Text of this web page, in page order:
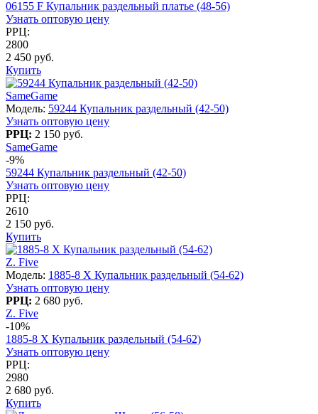
06155 F Купальник раздельный платье (48-56)
Узнать оптовую цену
РРЦ:
2800
2 450 руб.
Купить
SameGame
Модель: 59244 Купальник раздельный (42-50)
Узнать оптовую цену
РРЦ: 2 150 руб.
SameGame
-9%
59244 Купальник раздельный (42-50)
Узнать оптовую цену
РРЦ:
2610
2 150 руб.
Купить
Z. Five
Модель: 1885-8 X Купальник раздельный (54-62)
Узнать оптовую цену
РРЦ: 2 680 руб.
Z. Five
-10%
1885-8 X Купальник раздельный (54-62)
Узнать оптовую цену
РРЦ:
2980
2 680 руб.
Купить